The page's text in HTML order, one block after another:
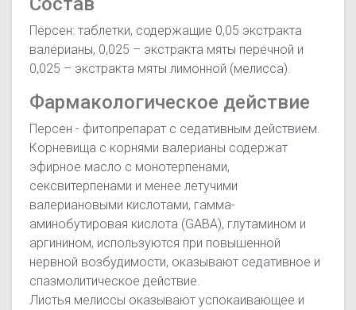
Персен: таблетки, содержащие 0,05 экстракта
валерианы, 0,025 – экстракта мяты перечной и
0,025 – экстракта мяты лимонной (мелисса).
Фармакологическое действие
Персен - фитопрепарат с седативным действием.
Корневища с корнями валерианы содержат
эфирное масло с монотерпенами,
сексвитерпенами и менее летучими
валериановыми кислотами, гамма-
аминобутировая кислота (GABA), глутамином и
аргинином, используются при повышенной
нервной возбудимости, оказывают седативное и
спазмолитическое действие.
Листья мелиссы оказывают успокаивающее и